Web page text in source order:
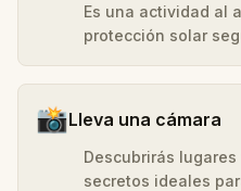
Es una actividad al
protección solar
📸Lleva una cámara
Descubrirás
secretos ideales